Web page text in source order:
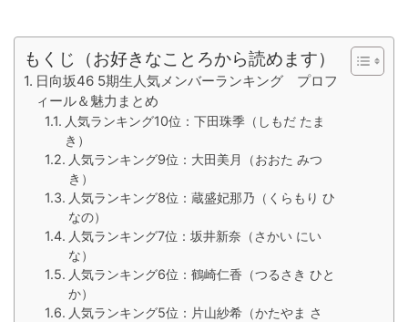
もくじ（お好きなことろから読めます）
日向坂46 5期生人気メンバーランキング プロフ
ィール＆魅力まとめ
人気ランキング10位：下田珠季（しもだ たま
き）
人気ランキング9位：大田美月（おおた みつ
き）
人気ランキング8位：蔵盛妃那乃（くらもり ひ
なの）
人気ランキング7位：坂井新奈（さかい にい
な）
人気ランキング6位：鶴崎仁香（つるさき ひと
か）
人気ランキング5位：片山紗希（かたやま さ